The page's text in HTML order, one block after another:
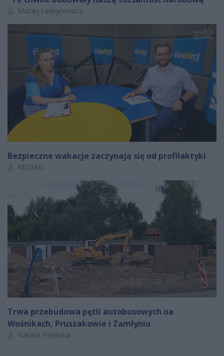
Autor artykułu:
Maciej Ławrynowicz
Bezpieczne wakacje zaczynają się od profilaktyki
Autor artykułu:
RED/KD
Trwa przebudowa pętli autobusowych na
Wośnikach, Pruszakowie i Zamłyniu
Autor artykułu:
Natalia Pętelska